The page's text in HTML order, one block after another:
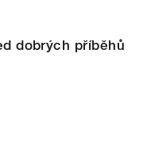
dobrých příběhů